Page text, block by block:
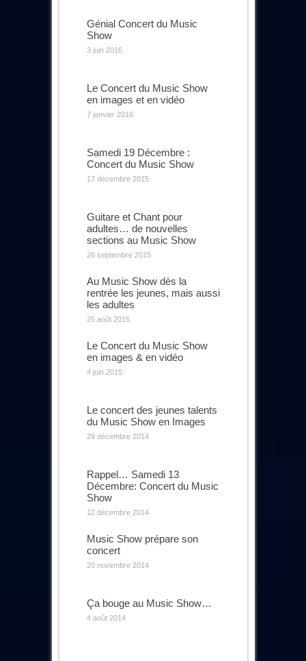
Génial Concert du Music
Show
3 juin 2016
Le Concert du Music Show
en images et en vidéo
7 janvier 2016
Samedi 19 Décembre :
Concert du Music Show
17 décembre 2015
Guitare et Chant pour
adultes… de nouvelles
sections au Music Show
26 septembre 2015
Au Music Show dès la
rentrée les jeunes, mais aussi
les adultes
25 août 2015
Le Concert du Music Show
en images & en vidéo
4 juin 2015
Le concert des jeunes talents
du Music Show en Images
29 décembre 2014
Rappel… Samedi 13
Décembre: Concert du Music
Show
12 décembre 2014
Music Show prépare son
concert
20 novembre 2014
Ça bouge au Music Show…
4 août 2014